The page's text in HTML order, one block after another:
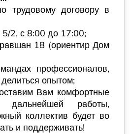
трудовому договору в
2, с 8:00 до 17:00;
18 (ориентир Дом
профессионалов,
опытом;
Вам комфортные
работы,
коллектив будет во
и поддерживать!